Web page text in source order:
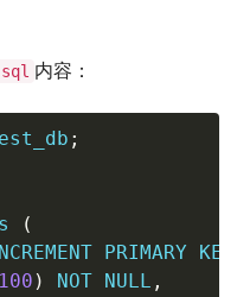
内容：
;
(
PRIMARY KEY
100 ) NOT NULL ,